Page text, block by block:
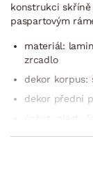
konstrukci
paspartovým
materiál:
zrcadlo
dekor korpus:
dekor přední
univerzální